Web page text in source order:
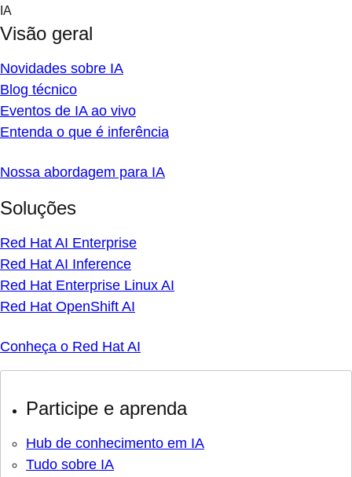
Skip
content
IA
Visão geral
Novidades sobre IA
Blog técnico
Eventos de IA ao vivo
Entenda o que é inferência
Nossa abordagem para IA
Soluções
Red Hat AI Enterprise
Red Hat AI Inference
Red Hat Enterprise Linux AI
Red Hat OpenShift AI
Conheça o Red Hat AI
Participe e aprenda
Hub de conhecimento em IA
Tudo sobre IA